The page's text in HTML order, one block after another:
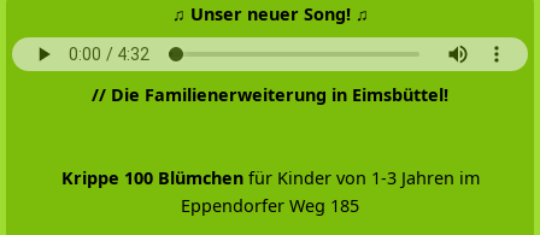
♫ Unser neuer Song! ♫
// Die Familienerweiterung in Eimsbüttel!
Krippe 100 Blümchenfür Kinder von 1-3 Jahren im
Eppendorfer Weg 185